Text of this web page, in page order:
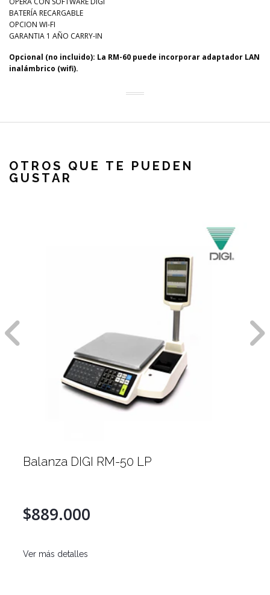
BATERÍA RECARGABLE
OPCION WI-FI
GARANTIA 1 AÑO CARRY-IN
Opcional (no incluido): La RM-60 puede incorporar adaptador LAN
inalámbrico (wifi).
OTROS QUE TE PUEDEN
GUSTAR
Balanza DIGI RM-50 LP
$889.000
Ver más detalles